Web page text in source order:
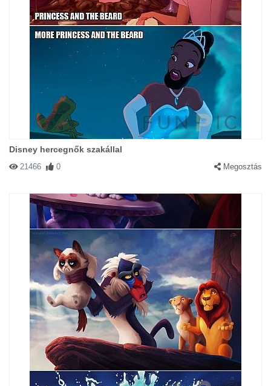
Disney hercegnők szakállal
21466 0 Megosztás